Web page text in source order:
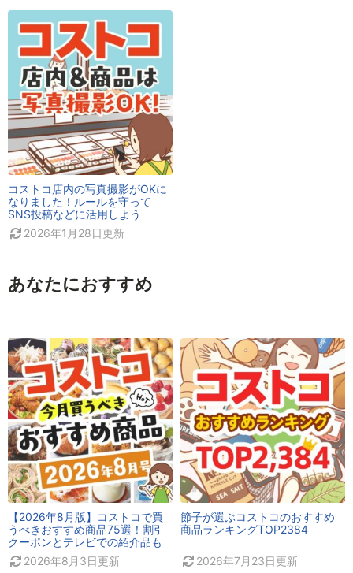
コストコ店内の写真撮影がOKに
なりました！ルールを守って
SNS投稿などに活用しよう
2026年1月28日更新
あなたにおすすめ
【2026年8月版】コストコで買
うべきおすすめ商品75選！割引
クーポンとテレビでの紹介品も
2026年8月3日更新
節子が選ぶコストコのおすすめ
商品ランキングTOP2384
2026年7月23日更新